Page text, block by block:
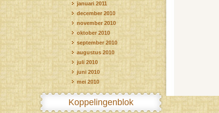
januari 2011
december 2010
november 2010
oktober 2010
september 2010
augustus 2010
juli 2010
juni 2010
mei 2010
Koppelingenblok